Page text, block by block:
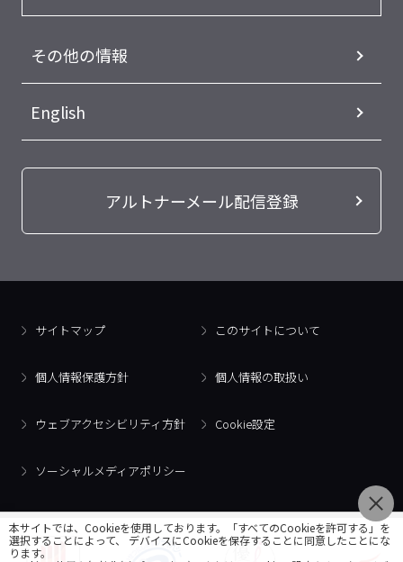
その他の情報
English
アルトナーメール配信登録
サイトマップ このサイトについて
個人情報保護方針 個人情報の取扱い
ウェブアクセシビリティ方針 Cookie設定
ソーシャルメディアポリシー
本サイトでは、Cookieを使用しております。「すべてのCookieを許可する」を
選択することによって、 デバイスにCookieを保存することに同意したことにな
ります。